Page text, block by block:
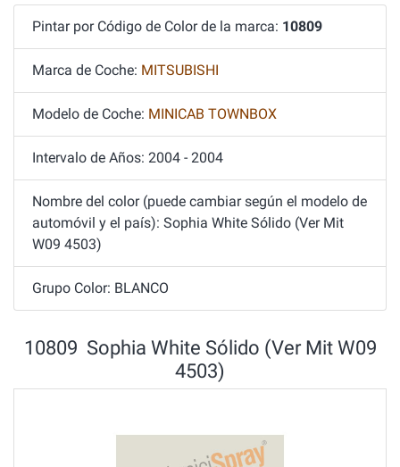
Pintar por Código de Color de la marca: 10809
Marca de Coche: MITSUBISHI
Modelo de Coche: MINICAB TOWNBOX
Intervalo de Años: 2004 - 2004
Nombre del color (puede cambiar según el modelo de
automóvil y el país): Sophia White Sólido (Ver Mit
W09 4503)
Grupo Color: BLANCO
10809 Sophia White Sólido (Ver Mit W09
4503)